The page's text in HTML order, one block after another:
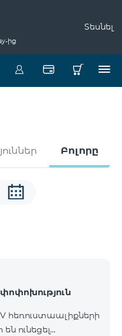
ից
Տեսնել
Բոլորը
հեռուստաալիքների
ունեցել